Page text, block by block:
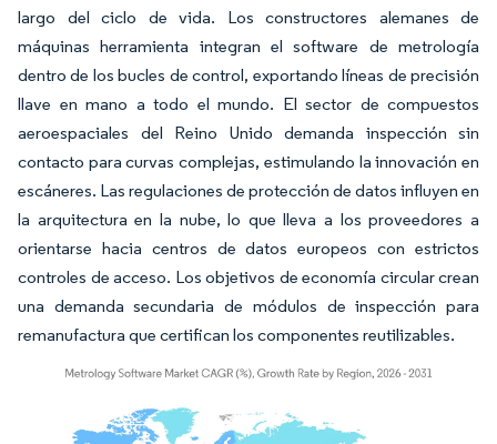
largo del ciclo de vida. Los constructores alemanes de
máquinas herramienta integran el software de metrología
dentro de los bucles de control, exportando líneas de precisión
llave en mano a todo el mundo. El sector de compuestos
aeroespaciales del Reino Unido demanda inspección sin
contacto para curvas complejas, estimulando la innovación en
escáneres. Las regulaciones de protección de datos influyen en
la arquitectura en la nube, lo que lleva a los proveedores a
orientarse hacia centros de datos europeos con estrictos
controles de acceso. Los objetivos de economía circular crean
una demanda secundaria de módulos de inspección para
remanufactura que certifican los componentes reutilizables.